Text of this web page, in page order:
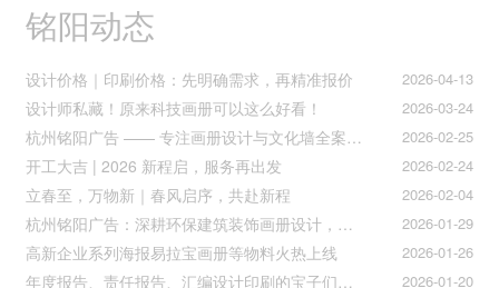
铭阳动态
2026-04-13
设计价格｜印刷价格：先明确需求，再精准报价
2026-03-24
设计师私藏！原来科技画册可以这么好看！
2026-02-25
杭州铭阳广告 —— 专注画册设计与文化墙全案落地
2026-02-24
开工大吉 | 2026 新程启，服务再出发
2026-02-04
立春至，万物新｜春风启序，共赴新程
2026-01-29
杭州铭阳广告：深耕环保建筑装饰画册设计，赋能空间美学与可持续发展
2026-01-26
高新企业系列海报易拉宝画册等物料火热上线
2026-01-20
年度报告、责任报告、汇编设计印刷的宝子们集合！